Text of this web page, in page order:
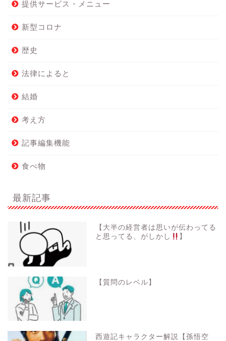
提供サービス・メニュー
新型コロナ
歴史
法律によると
結婚
考え方
記事編集機能
食べ物
最新記事
【大半の経営者は思いが伝わってる
と思ってる、がしかし
】
【質問のレベル】
西遊記キャラクター解説【孫悟空